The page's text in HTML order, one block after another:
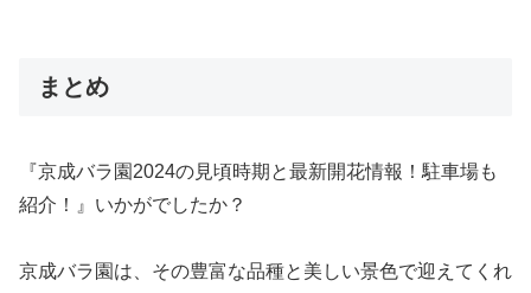
まとめ
『京成バラ園2024の見頃時期と最新開花情報！駐車場も
紹介！』いかがでしたか？
京成バラ園は、その豊富な品種と美しい景色で迎えてくれ